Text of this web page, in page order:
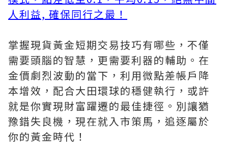
人利益, 確保同行之最！
掌握現貨黃金短期交易技巧有哪些，不僅
需要頭腦的智慧，更需要利器的輔助。在
金價劇烈波動的當下，利用微點差帳戶降
本增效，配合大田環球的穩健執行，或許
就是你實現財富躍遷的最佳捷徑。別讓猶
豫錯失良機，現在就入市策馬，追逐屬於
你的黃金時代！